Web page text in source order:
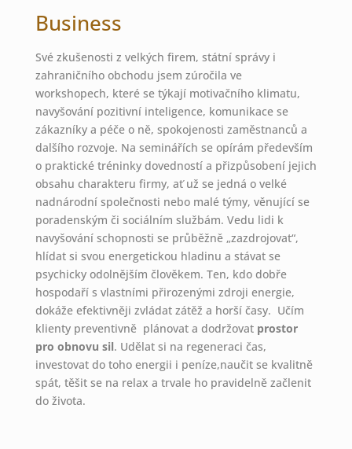
Business
Své zkušenosti z velkých firem, státní správy i
zahraničního obchodu jsem zúročila ve
workshopech, které se týkají motivačního klimatu,
navyšování pozitivní inteligence, komunikace se
zákazníky a péče o ně, spokojenosti zaměstnanců a
dalšího rozvoje. Na seminářích se opírám především
o praktické tréninky dovedností a přizpůsobení jejich
obsahu charakteru firmy, ať už se jedná o velké
nadnárodní společnosti nebo malé týmy, věnující se
poradenským či sociálním službám. Vedu lidi k
navyšování schopnosti se průběžně „zazdrojovat“,
hlídat si svou energetickou hladinu a stávat se
psychicky odolnějším člověkem. Ten, kdo dobře
hospodaří s vlastními přirozenými zdroji energie,
dokáže efektivněji zvládat zátěž a horší časy. Učím
klienty preventivně plánovat a dodržovat prostor
pro obnovu sil. Udělat si na regeneraci čas,
investovat do toho energii i peníze,naučit se kvalitně
spát, těšit se na relax a trvale ho pravidelně začlenit
do života.